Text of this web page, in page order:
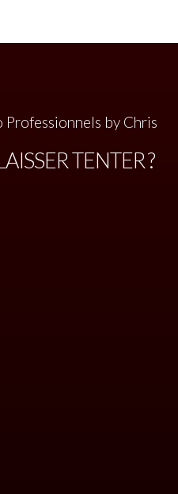
by Chris
TENTER ?